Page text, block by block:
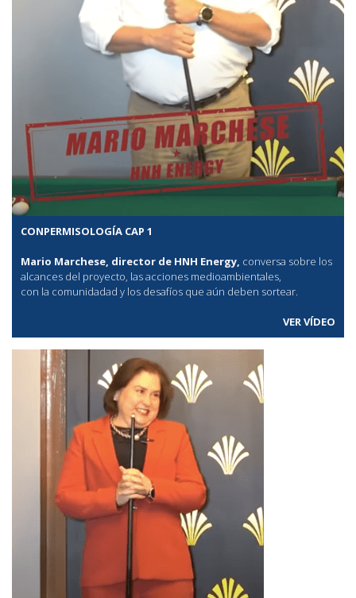
CONPERMISOLOGÍA CAP 1
Mario Marchese, director de HNH Energy, conversa sobre los
alcances del proyecto, las acciones medioambientales,
con la comunidadad y los desafíos que aún deben sortear.
VER VÍDEO